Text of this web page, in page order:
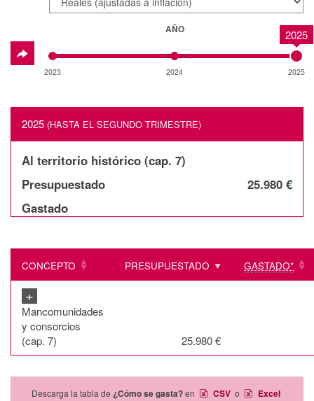
AÑO 2025
2023 2024 2025
2025 (HASTA EL SEGUNDO TRIMESTRE)
Al territorio histórico (cap. 7)
Presupuestado
25.980 €
Gastado
CONCEPTO PRESUPUESTADO GASTADO*
+
Mancomunidades
y consorcios
(cap. 7)
25.980 €
Descarga la tabla de ¿Cómo se gasta?en CSV o Excel